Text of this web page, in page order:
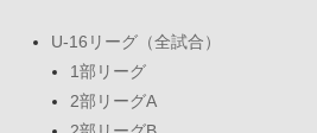
U-16リーグ（全試合）
1部リーグ
2部リーグA